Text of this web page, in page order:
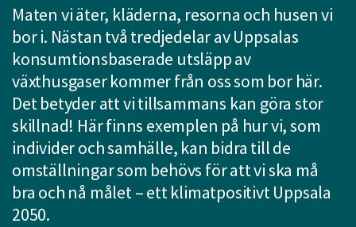
att
presenteras
under
fältet.
Använd
piltangenterna
för
att
navigera
mellan
sökförslagen
Maten vi äter, kläderna, resorna och husen vi
bor i. Nästan två tredjedelar av Uppsalas
konsumtionsbaserade utsläpp av
växthusgaser kommer från oss som bor här.
Det betyder att vi tillsammans kan göra stor
skillnad! Här finns exemplen på hur vi, som
individer och samhälle, kan bidra till de
omställningar som behövs för att vi ska må
bra och nå målet – ett klimatpositivt Uppsala
2050.